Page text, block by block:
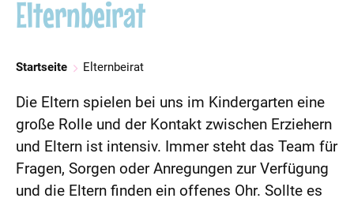
Elternbeirat
Startseite Elternbeirat
Die Eltern spielen bei uns im Kindergarten eine
große Rolle und der Kontakt zwischen Erziehern
und Eltern ist intensiv. Immer steht das Team für
Fragen, Sorgen oder Anregungen zur Verfügung
und die Eltern finden ein offenes Ohr. Sollte es